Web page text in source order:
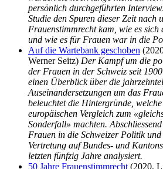
persönlich durchgeführten
Studie den Spuren dieser Zeit nach
Frauenstimmrecht kam, wie es
und wie es für Frauen war in die
Auf die Wartebank geschoben
Werner Seitz) Der Kampf um die
der Frauen in der Schweiz seit
einen Überblick über die
Auseinandersetzungen um das
beleuchtet die Hintergründe,
europäischen Vergleich zum
Sonderfall» machten.
Frauen in die Schweizer Politik
Vertretung auf Bundes- und
letzten fünfzig Jahre analysiert.
50 Jahre Frauenstimmrecht (2020,